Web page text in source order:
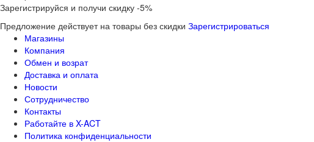
Зарегистрируйся и получи скидку -5%
Предложение действует на товары без скидки Зарегистрироваться
Магазины
Компания
Обмен и возрат
Доставка и оплата
Новости
Сотрудничество
Контакты
Работайте в X-ACT
Политика конфиденциальности